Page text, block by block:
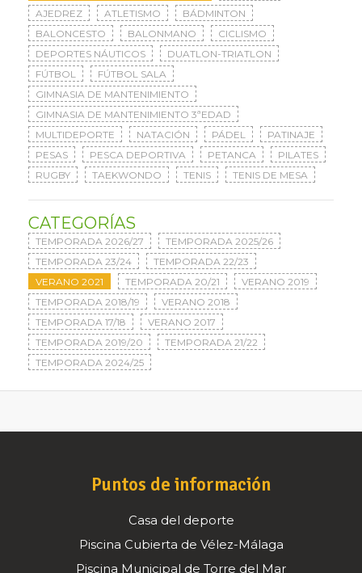
AJEDREZ
ATLETISMO
BÁDMINTON
BALONCESTO
BALONMANO
CICLISMO
DEPORTES NÁUTICOS
DUATLON-TRIATLON
FÚTBOL
FÚTBOL SALA
GIMNASIA DE MANTENIMIENTO
GIMNASIA DE MANTENIMIENTO 3ªEDAD
MULTIDEPORTE
NATACIÓN PÁDEL
PATINAJE
PESAS
PESCA DEPORTIVA PETANCA
PILATES
RUGBY
TAEKWONDO TENIS TENIS DE MESA
CATEGORÍAS
TEMPORADA 2026/27
TEMPORADA 2025/26
TEMPORADA 23/24
TEMPORADA 22/23
VERANO 2021
TEMPORADA 20/21
VERANO 2019
TEMPORADA 2018/19
VERANO 2018
TEMPORADA 17/18
VERANO 2017
TEMPORADA 2019/20
TEMPORADA 21/22
TEMPORADA 2024/25
Puntos de información
Casa del deporte
Piscina Cubierta de Vélez-Málaga
Piscina Municipal de Torre del Mar